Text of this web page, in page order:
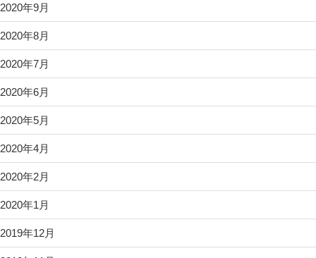
2020年9月
2020年8月
2020年7月
2020年6月
2020年5月
2020年4月
2020年2月
2020年1月
2019年12月